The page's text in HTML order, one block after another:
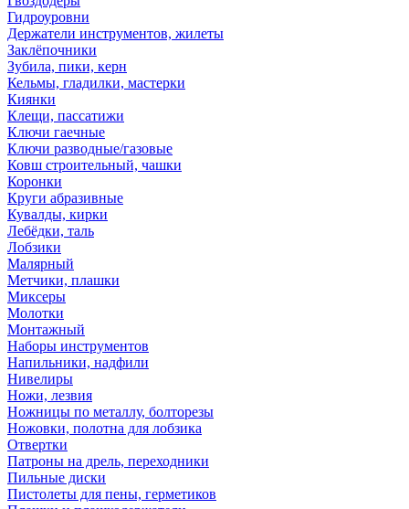
Гидроуровни
Держатели инструментов, жилеты
Заклёпочники
Зубила, пики, керн
Кельмы, гладилки, мастерки
Киянки
Клещи, пассатижи
Ключи гаечные
Ключи разводные/газовые
Ковш строительный, чашки
Коронки
Круги абразивные
Кувалды, кирки
Лебёдки, таль
Лобзики
Малярный
Метчики, плашки
Миксеры
Молотки
Монтажный
Наборы инструментов
Напильники, надфили
Нивелиры
Ножи, лезвия
Ножницы по металлу, болторезы
Ножовки, полотна для лобзика
Отвертки
Патроны на дрель, переходники
Пильные диски
Пистолеты для пены, герметиков